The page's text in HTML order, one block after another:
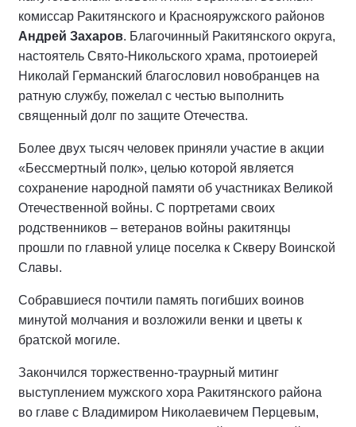
комиссар Ракитянского и Краснояружского районов
Андрей Захаров. Благочинный Ракитянского округа,
настоятель Свято-Никольского храма, протоиерей
Николай Германский благословил новобранцев на
ратную службу, пожелал с честью выполнить
священный долг по защите Отечества.
Более двух тысяч человек приняли участие в акции
«Бессмертный полк», целью которой является
сохранение народной памяти об участниках Великой
Отечественной войны. С портретами своих
родственников – ветеранов войны ракитянцы
прошли по главной улице поселка к Скверу Воинской
Славы.
Собравшиеся почтили память погибших воинов
минутой молчания и возложили венки и цветы к
братской могиле.
Закончился торжественно-траурный митинг
выступлением мужского хора Ракитянского района
во главе с Владимиром Николаевичем Перцевым,